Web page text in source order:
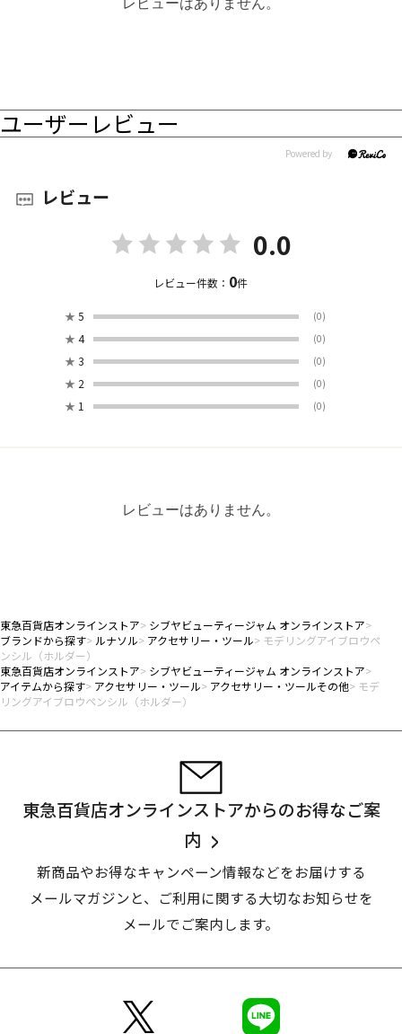
レビューはありません。
ユーザーレビュー
レビュー
0.0
レビュー件数： 0件
★ 5 (0)
★ 4 (0)
★ 3 (0)
★ 2 (0)
★ 1 (0)
レビューはありません。
東急百貨店オンラインストア
シブヤビューティージャム オンラインストア
ブランドから探す
ルナソル アクセサリー・ツール
モデリングアイブロウペ
ンシル（ホルダー）
東急百貨店オンラインストア
シブヤビューティージャム オンラインストア
アイテムから探す
アクセサリー・ツール アクセサリー・ツールその他
モデ
リングアイブロウペンシル（ホルダー）
東急百貨店オンラインストアからのお得なご案
内
新商品やお得なキャンペーン情報などをお届けする
メールマガジンと、
ご利用に関する大切なお知らせを
メールでご案内します。